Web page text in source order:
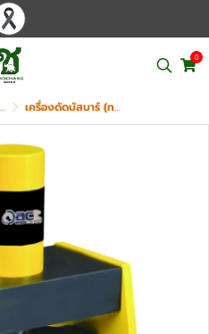
0
เครื่องดัดบัสบาร์ (ทองแดง) ไฮดรอลิค ACT รุ่น ACT-200CB